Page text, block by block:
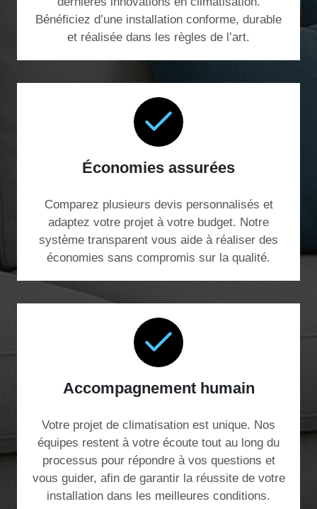
Bénéficiez d’une installation conforme, durable
et réalisée dans les règles de l’art.
Économies assurées
Comparez plusieurs devis personnalisés et
adaptez votre projet à votre budget. Notre
système transparent vous aide à réaliser des
économies sans compromis sur la qualité.
Accompagnement humain
Votre projet de climatisation est unique. Nos
équipes restent à votre écoute tout au long du
processus pour répondre à vos questions et
vous guider, afin de garantir la réussite de votre
installation dans les meilleures conditions.